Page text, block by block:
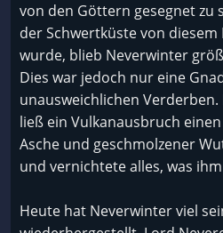
von den Göttern gesegnet zu
der Schwertküste von
wurde, blieb Neverwinter
Dies war jedoch nur eine
unausweichlichen Verderben.
ließ ein Vulkanausbruch einen
Asche und geschmolzener
und vernichtete alles, was
Heute hat Neverwinter viel